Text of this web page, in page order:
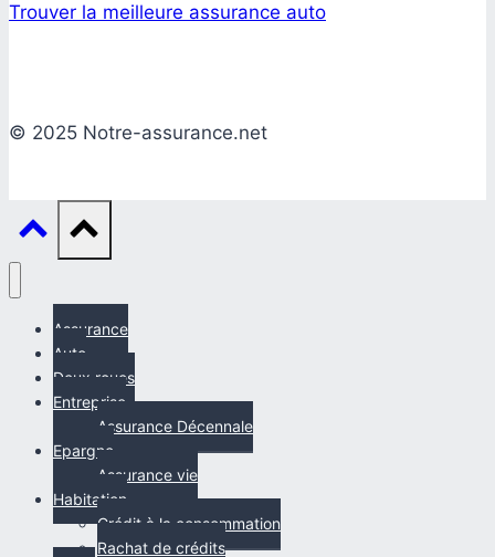
Trouver la meilleure assurance auto
© 2025 Notre-assurance.net
Assurance
Auto
Deux roues
Entreprise
Assurance Décennale
Epargne
Assurance vie
Habitation
Crédit à la consommation
Rachat de crédits